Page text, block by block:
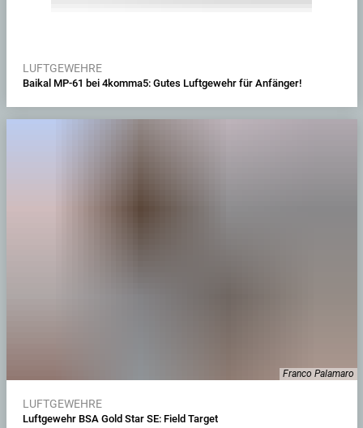
LUFTGEWEHRE
Baikal MP-61 bei 4komma5: Gutes Luftgewehr für Anfänger!
Franco Palamaro
LUFTGEWEHRE
Luftgewehr BSA Gold Star SE: Field Target